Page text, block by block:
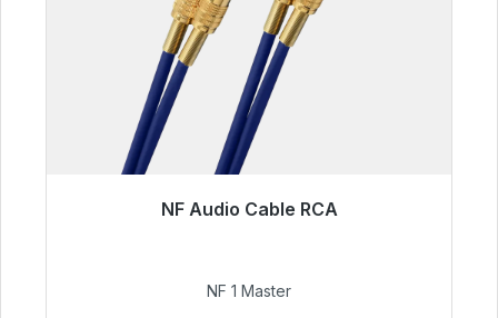
NF Audio Cable RCA
Listo para envío inmediato, plazo de entrega
99,00 €
NF 1 Master